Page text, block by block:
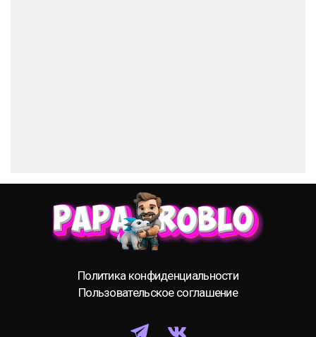
Политика конфиденциальности
Пользовательское соглашение